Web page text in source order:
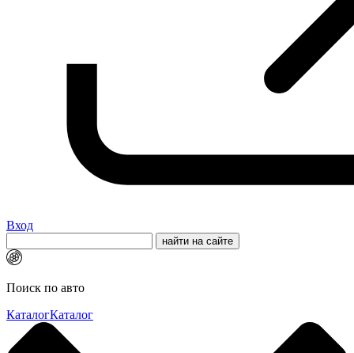
Вход
Поиск по авто
КаталогКаталог